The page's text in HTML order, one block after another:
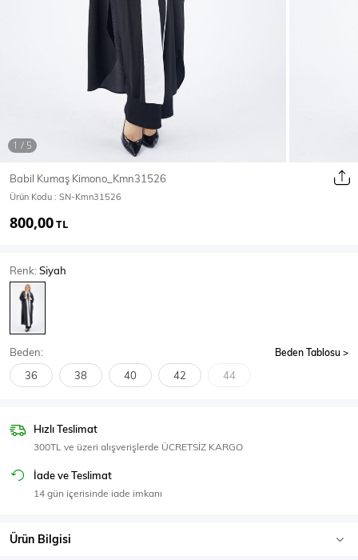
Mont & Kaban
T-Shirt
Body
SPOR GİYİM
Eşofman Üstü
Babil Kumaş Kimono_Kmn31526
Ürün Kodu : SN-Kmn31526
800,00TL
Renk:Siyah
Beden: Beden Tablosu
36 38 40 42 44
Hızlı Teslimat
300TL ve üzeri alışverişlerde ÜCRETSİZ KARGO
İade ve Teslimat
14 gün içerisinde iade imkanı
Ürün Bilgisi